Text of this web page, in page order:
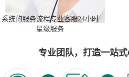
系统的服务流程专业客服24小时
星级服务
专业团队，打造一站